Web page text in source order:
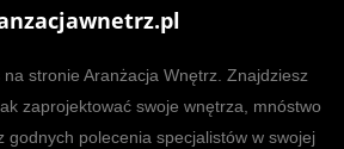
stronie Aranżacja Wnętrz. Znajdziesz
zaprojektować swoje wnętrza, mnóstwo
godnych polecenia specjalistów w swojej